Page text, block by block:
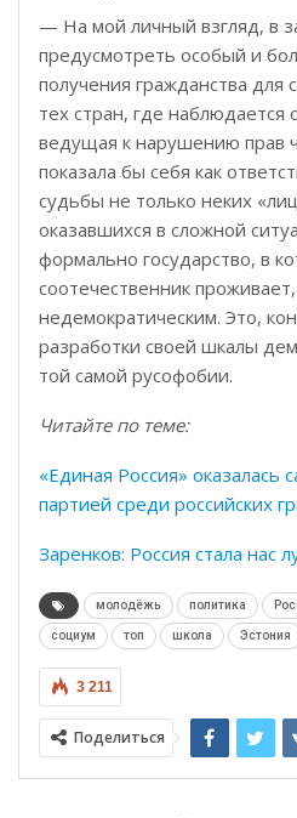
— На мой личный взгляд, в
предусмотреть особый и
получения гражданства для
тех стран, где наблюдается
ведущая к нарушению прав
показала бы себя как
судьбы не только неких
оказавшихся в сложной
формально государство, в
соотечественник
недемократическим. Это,
разработки своей шкалы
той самой русофобии.
Читайте по теме:
«Единая Россия» оказалась
партией среди российских
Заренков: Россия стала нас
молодёжь политика
социум топ школа Эстония
3 211
Поделиться